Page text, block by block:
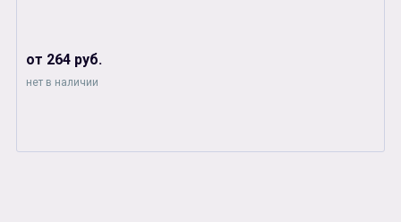
от 264 руб.
нет в наличии